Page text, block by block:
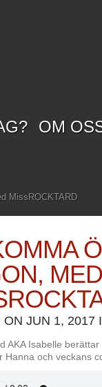
OM
MissROCKTARD
MED
ON JUN 1, 2017
AKA Isabelle
Hanna och veckans